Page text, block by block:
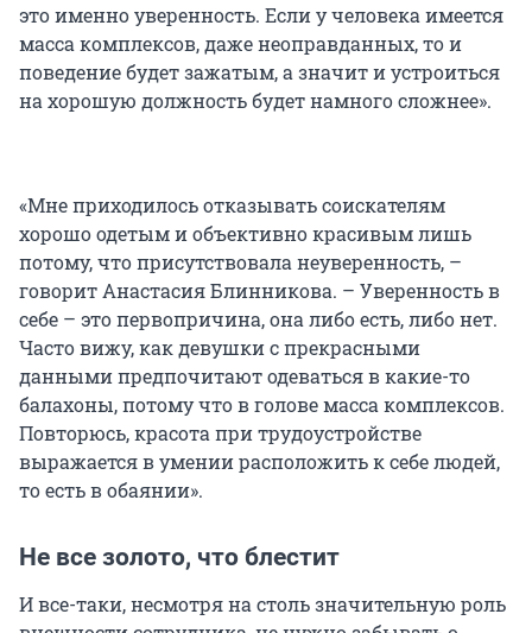
это именно уверенность. Если у человека имеется
масса комплексов, даже неоправданных, то и
поведение будет зажатым, а значит и устроиться
на хорошую должность будет намного сложнее».
«Мне приходилось отказывать соискателям
хорошо одетым и объективно красивым лишь
потому, что присутствовала неуверенность, –
говорит Анастасия Блинникова. – Уверенность в
себе – это первопричина, она либо есть, либо нет.
Часто вижу, как девушки с прекрасными
данными предпочитают одеваться в какие-то
балахоны, потому что в голове масса комплексов.
Повторюсь, красота при трудоустройстве
выражается в умении расположить к себе людей,
то есть в обаянии».
Не все золото, что блестит
И все-таки, несмотря на столь значительную роль